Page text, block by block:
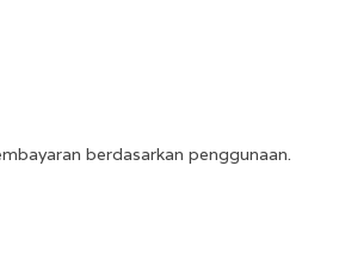
berdasarkan penggunaan.